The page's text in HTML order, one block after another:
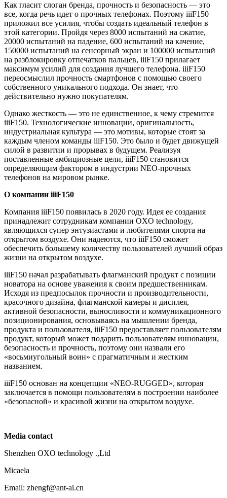
Как гласит слоган бренда, прочность и безопасность — это
все, когда речь идет о прочных телефонах. Поэтому iiiF150
приложил все усилия, чтобы создать идеальный телефон в
этой категории. Пройдя через 8000 испытаний на сжатие,
20000 испытаний на падение, 600 испытаний на качение,
150000 испытаний на сенсорный экран и 100000 испытаний
на разблокировку отпечатков пальцев, iiiF150 прилагает
максимум усилий для создания лучшего телефона. iiiF150
переосмыслил прочность смартфонов с помощью своего
собственного уникального подхода. Он знает, что
действительно нужно покупателям.
Однако жесткость — это не единственное, к чему стремится
iiiF150. Технологические инновации, оригинальность,
индустриальная культура — это мотивы, которые стоят за
каждым членом команды iiiF150. Это было и будет движущей
силой в развитии и прорывах в будущем. Реализуя
поставленные амбициозные цели, iiiF150 становится
определяющим фактором в индустрии NEO-прочных
телефонов на мировом рынке.
О компании iiiF150
Компания iiiF150 появилась в 2020 году. Идея ее создания
принадлежит сотрудникам компании OXO technology,
являющихся супер энтузиастами и любителями спорта на
открытом воздухе. Они надеются, что iiiF150 сможет
обеспечить большему количеству пользователей лучший образ
жизни на открытом воздухе.
iiiF150 начал разрабатывать флагманский продукт с позиции
новатора на основе уважения к своим предшественникам.
Исходя из предпосылок прочности и производительности,
красочного дизайна, флагманской камеры и дисплея,
активной безопасности, выносливости и коммуникационного
позиционирования, основываясь на мышлении бренда,
продукта и пользователя, iiiF150 предоставляет пользователям
продукт, который может подарить пользователям инновации,
безопасность и прочность, поэтому они назвали его
«восьмиугольный воин» с прагматичным и жестким
названием.
iiiF150 основан на концепции «NEO-RUGGED», которая
заключается в помощи пользователям в построении наиболее
«безопасной» и красивой жизни на открытом воздухе.
Media contact
Shenzhen OXO technology .,Ltd
Micaela
Email: zhengf@ant-ai.cn